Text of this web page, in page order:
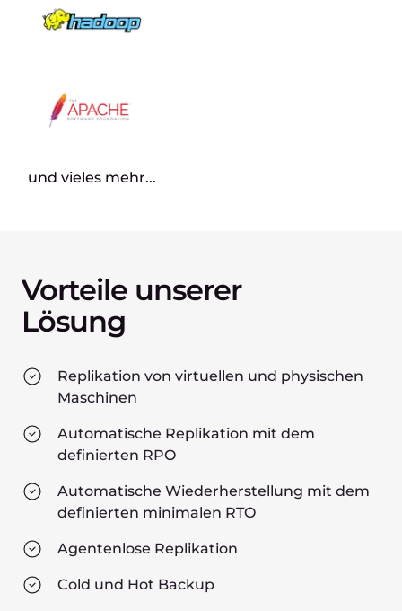
und vieles mehr...
Vorteile unserer
Lösung
Replikation von virtuellen und physischen
Maschinen
Automatische Replikation mit dem
definierten RPO
Automatische Wiederherstellung mit dem
definierten minimalen RTO
Agentenlose Replikation
Cold und Hot Backup